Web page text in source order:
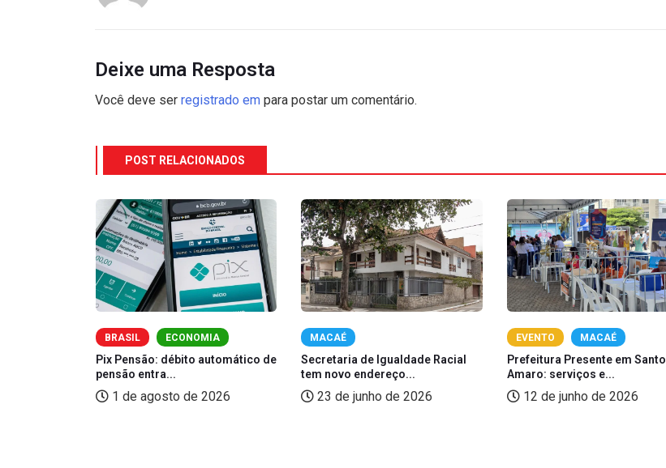
Deixe uma Resposta
Você deve ser registrado em para postar um comentário.
POST RELACIONADOS
BRASIL ECONOMIA
Pix Pensão: débito automático de
pensão entra...
1 de agosto de 2026
MACAÉ
Secretaria de Igualdade Racial
tem novo endereço...
23 de junho de 2026
EVENTO MACAÉ
Prefeitura Presente em Santo
Amaro: serviços e...
12 de junho de 2026